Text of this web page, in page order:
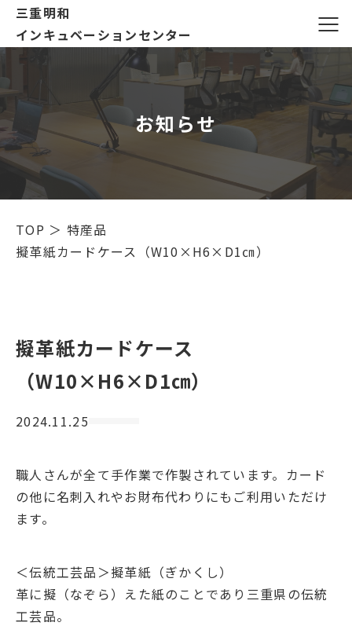
三重明和
インキュベーションセンター
お知らせ
TOP ＞ 特産品
擬革紙カードケース（W10×H6×D1㎝）
擬革紙カードケース
（W10×H6×D1㎝）
2024.11.25
職人さんが全て手作業で作製されています。カード
の他に名刺入れやお財布代わりにもご利用いただけ
ます。
＜伝統工芸品＞擬革紙（ぎかくし）
革に擬（なぞら）えた紙のことであり三重県の伝統
工芸品。